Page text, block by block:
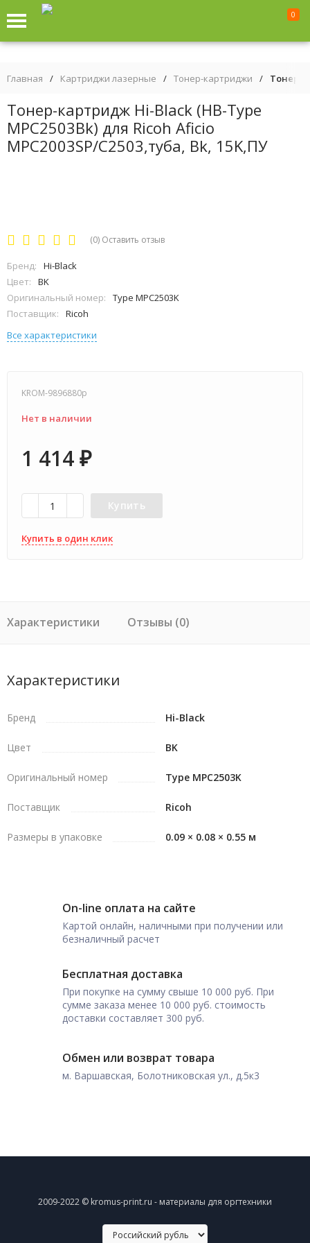
0
Главная / Картриджи лазерные / Тонер-картриджи / Тонер-
Тонер-картридж Hi-Black (HB-Type
MPC2503Bk) для Ricoh Aficio
MPC2003SP/C2503,туба, Bk, 15K,ПУ
(0) Оставить отзыв
Бренд:
Hi-Black
Цвет:
BK
Оригинальный номер:
Type MPC2503K
Поставщик:
Ricoh
Все характеристики
KROM-9896880p
Нет в наличии
1 414 ₽
Купить
Купить в один клик
Характеристики Отзывы (0)
Характеристики
Бренд Hi-Black
Цвет BK
Оригинальный номер Type MPC2503K
Поставщик Ricoh
Размеры в упаковке 0.09 × 0.08 × 0.55 м
On-line оплата на сайте
Картой онлайн, наличными при получении или
безналичный расчет
Бесплатная доставка
При покупке на сумму свыше 10 000 руб. При
сумме заказа менее 10 000 руб. стоимость
доставки составляет 300 руб.
Обмен или возврат товара
м. Варшавская, Болотниковская ул., д.5к3
2009-2022 © kromus-print.ru - материалы для оргтехники